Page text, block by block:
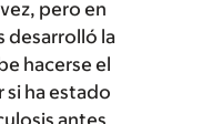
pero en
desarrolló la
hacerse el
si ha estado
antes